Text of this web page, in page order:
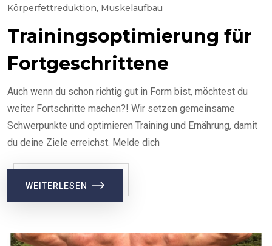
Körperfettreduktion, Muskelaufbau
Trainingsoptimierung für
Fortgeschrittene
Auch wenn du schon richtig gut in Form bist, möchtest du
weiter Fortschritte machen?! Wir setzen gemeinsame
Schwerpunkte und optimieren Training und Ernährung, damit
du deine Ziele erreichst. Melde dich
WEITERLESEN